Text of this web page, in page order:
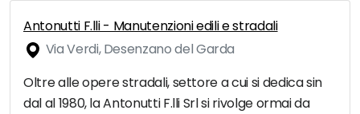
Antonutti F.lli - Manutenzioni edili e stradali
Via Verdi, Desenzano del Garda
Oltre alle opere stradali, settore a cui si dedica sin
dal al 1980, la Antonutti F.lli Srl si rivolge ormai da